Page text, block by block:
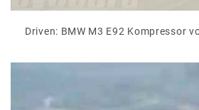
Driven: BMW M3 E92 Kompressor